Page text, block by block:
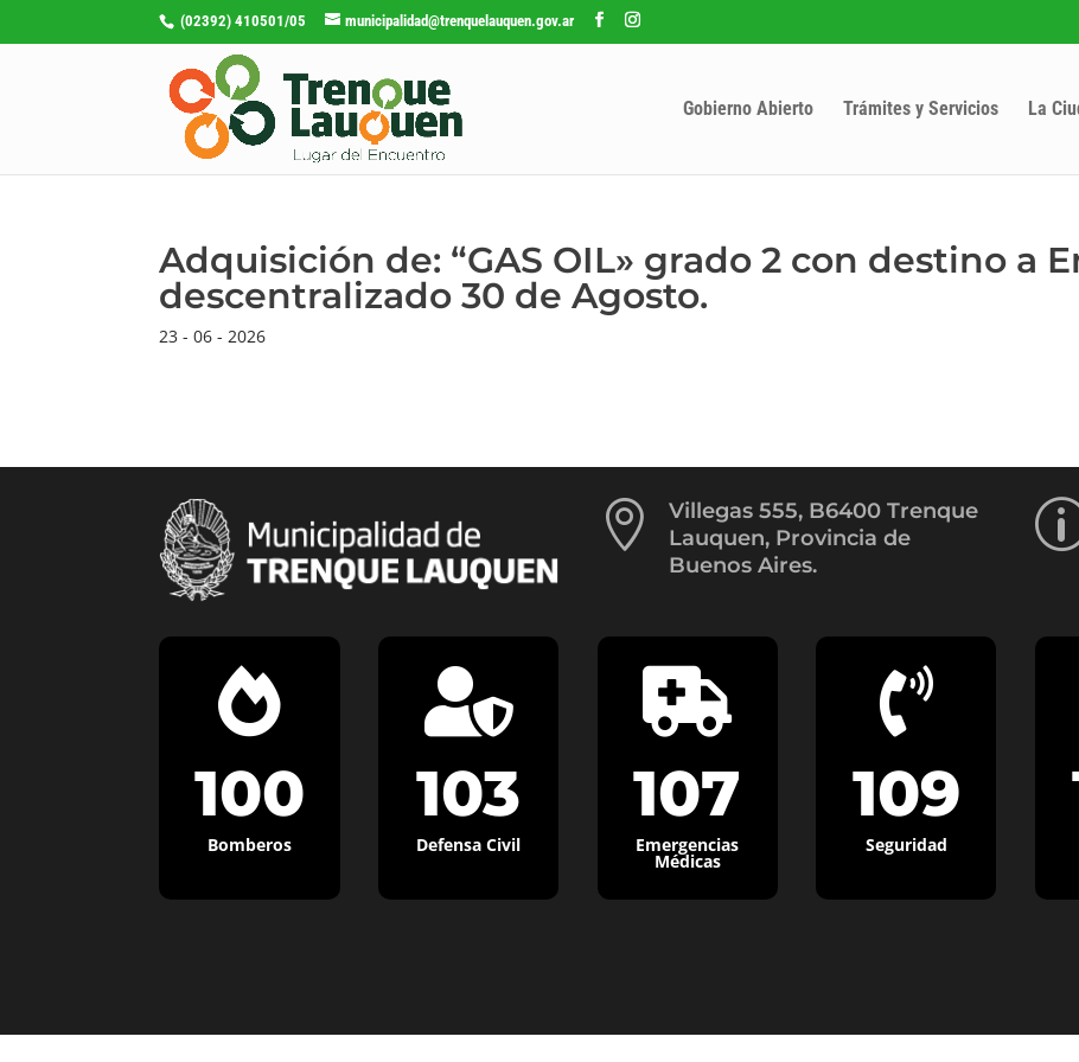
(02392) 410501/05 municipalidad@trenquelauquen.gov.ar
Gobierno Abierto Trámites y Servicios La
Adquisición de: “GAS OIL» grado 2 con destino a
descentralizado 30 de Agosto.
23 - 06 - 2026

Villegas 555, B6400 Trenque
Lauquen, Provincia de
Buenos Aires.

100
Bomberos

103
Defensa Civil

107
Emergencias
Médicas

109
Seguridad